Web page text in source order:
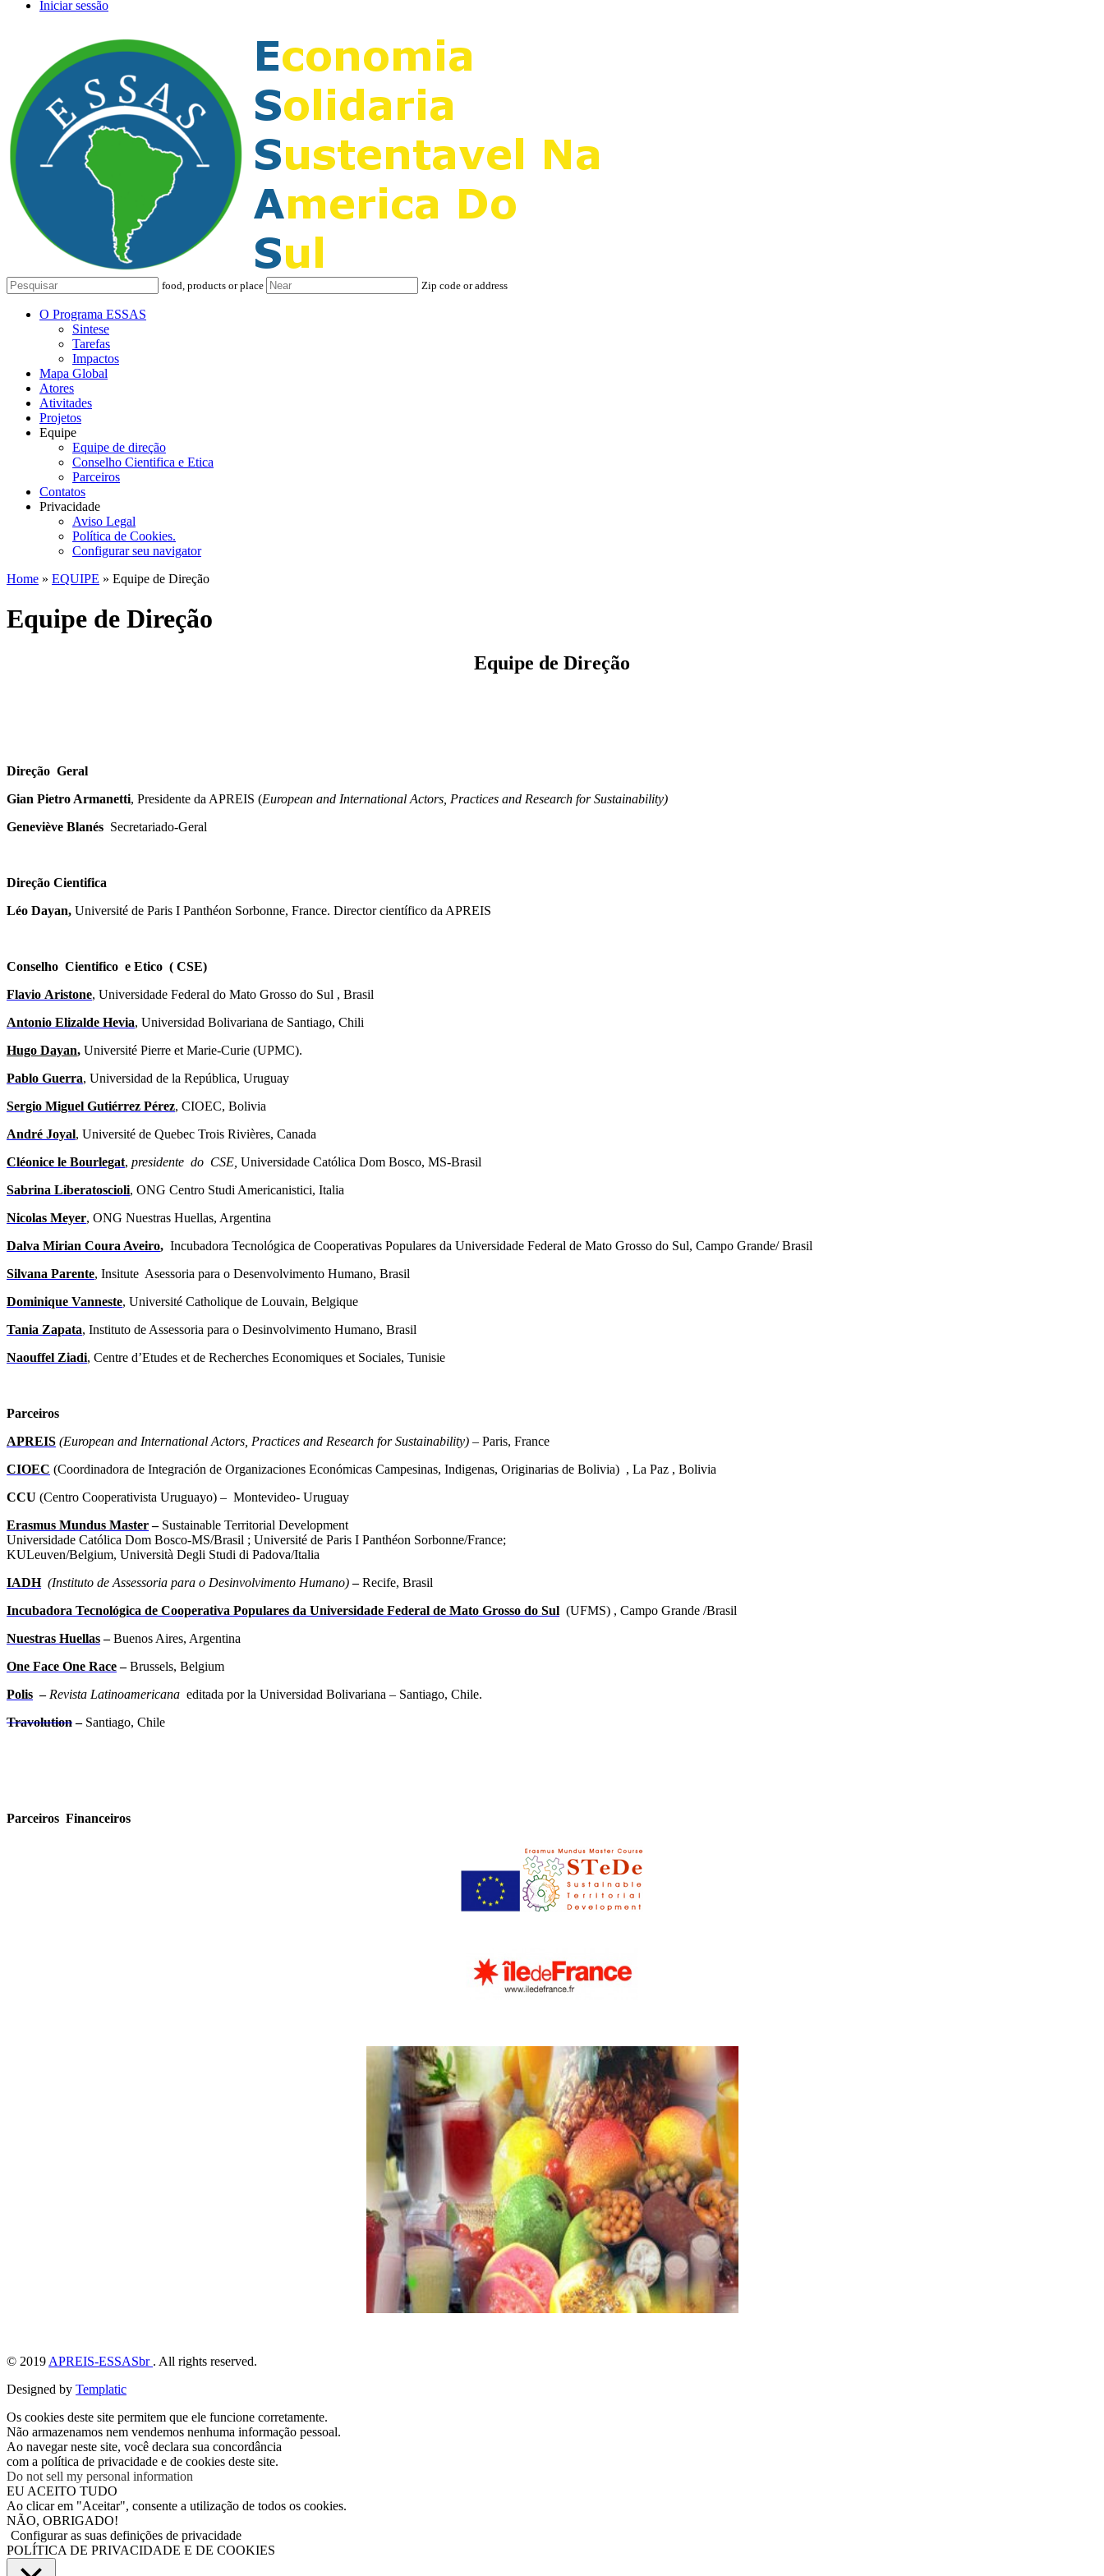
Iniciar sessão
food, products or place Zip code or address
O Programa ESSAS
Sintese
Tarefas
Impactos
Mapa Global
Atores
Ativitades
Projetos
Equipe
Equipe de direção
Conselho Cientifica e Etica
Parceiros
Contatos
Privacidade
Aviso Legal
Política de Cookies.
Configurar seu navigator
Home » EQUIPE » Equipe de Direção
Equipe de Direção
Equipe de Direção
Direção Geral
Gian Pietro Armanetti, Presidente da APREIS (European and International Actors, Practices and Research for Sustainability)
Geneviève Blanés Secretariado-Geral
Direção Cientifica
Léo Dayan, Université de Paris I Panthéon Sorbonne, France. Director científico da APREIS
Conselho Cientifico e Etico ( CSE)
Flavio Aristone, Universidade Federal do Mato Grosso do Sul , Brasil
Antonio Elizalde Hevia, Universidad Bolivariana de Santiago, Chili
Hugo Dayan, Université Pierre et Marie-Curie (UPMC).
Pablo Guerra, Universidad de la República, Uruguay
Sergio Miguel Gutiérrez Pérez, CIOEC, Bolivia
André Joyal, Université de Quebec Trois Rivières, Canada
Cléonice le Bourlegat, presidente do CSE, Universidade Católica Dom Bosco, MS-Brasil
Sabrina Liberatoscioli, ONG Centro Studi Americanistici, Italia
Nicolas Meyer, ONG Nuestras Huellas, Argentina
Dalva Mirian Coura Aveiro, Incubadora Tecnológica de Cooperativas Populares da Universidade Federal de Mato Grosso do Sul, Campo Grande/ Brasil
Silvana Parente, Insitute Asessoria para o Desenvolvimento Humano, Brasil
Dominique Vanneste, Université Catholique de Louvain, Belgique
Tania Zapata, Instituto de Assessoria para o Desinvolvimento Humano, Brasil
Naouffel Ziadi, Centre d’Etudes et de Recherches Economiques et Sociales, Tunisie
Parceiros
APREIS (European and International Actors, Practices and Research for Sustainability) – Paris, France
CIOEC (Coordinadora de Integración de Organizaciones Económicas Campesinas, Indigenas, Originarias de Bolivia) , La Paz , Bolivia
CCU (Centro Cooperativista Uruguayo) – Montevideo- Uruguay
Erasmus Mundus Master– Sustainable Territorial Development
Universidade Católica Dom Bosco-MS/Brasil ; Université de Paris I Panthéon Sorbonne/France;
KULeuven/Belgium, Università Degli Studi di Padova/Italia
IADH (Instituto de Assessoria para o Desinvolvimento Humano) –Recife, Brasil
Incubadora Tecnológica de Cooperativa Populares da Universidade Federal de Mato Grosso do Sul (UFMS) , Campo Grande /Brasil
Nuestras Huellas –Buenos Aires, Argentina
One Face One Race–Brussels, Belgium
Polis – Revista Latinoamericana editada por la Universidad Bolivariana – Santiago, Chile.
Travolution –Santiago, Chile
Parceiros Financeiros
© 2019 APREIS-ESSASbr . All rights reserved.
Designed by Templatic
Os cookies deste site permitem que ele funcione corretamente.
Não armazenamos nem vendemos nenhuma informação pessoal.
Ao navegar neste site, você declara sua concordância
com a política de privacidade e de cookies deste site.
Do not sell my personal information
EU ACEITO TUDO
Ao clicar em "Aceitar", consente a utilização de todos os cookies.
NÃO, OBRIGADO!
Configurar as suas definições de privacidade
POLÍTICA DE PRIVACIDADE E DE COOKIES